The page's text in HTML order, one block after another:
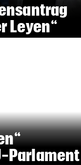
Leyen“
Parlament